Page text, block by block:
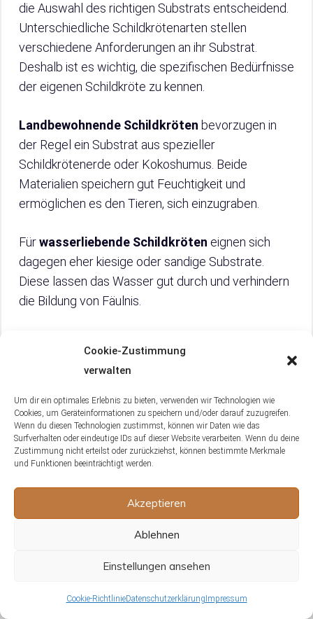
Cookie-Zustimmung
verwalten
Um dir ein optimales Erlebnis zu bieten, verwenden wir Technologien wie
Cookies, um Geräteinformationen zu speichern und/oder darauf zuzugreifen.
Wenn du diesen Technologien zustimmst, können wir Daten wie das
Surfverhalten oder eindeutige IDs auf dieser Website verarbeiten. Wenn du deine
Zustimmung nicht erteilst oder zurückziehst, können bestimmte Merkmale
und Funktionen beeinträchtigt werden.
Akzeptieren
Ablehnen
Einstellungen ansehen
Cookie-RichtlinieDatenschutzerklärung Impressum
die Auswahl des richtigen Substrats entscheidend.
Unterschiedliche Schildkrötenarten stellen
verschiedene Anforderungen an ihr Substrat.
Deshalb ist es wichtig, die spezifischen Bedürfnisse
der eigenen Schildkröte zu kennen.
Landbewohnende Schildkröten bevorzugen in
der Regel ein Substrat aus spezieller
Schildkrötenerde oder Kokoshumus. Beide
Materialien speichern gut Feuchtigkeit und
ermöglichen es den Tieren, sich einzugraben.
Fürwasserliebende Schildkröten eignen sich
dagegen eher kiesige oder sandige Substrate.
Diese lassen das Wasser gut durch und verhindern
die Bildung von Fäulnis.
es frei von Düngemitteln und Pestiziden ist.
Außerdem sollte es so fein sein, dass es die
Atemwege der Schildkröte nicht belastet.
Ein weiterer wichtiger Tipp: Das Substrat
regelmäßig austauschen, um Krankheiten
lebenden Tiere ab. Bei starkem Geruch oder
sichtbaren Verschmutzungen ist ein sofortiger
Zum Schluss: Spar nicht beim Substrat. Die